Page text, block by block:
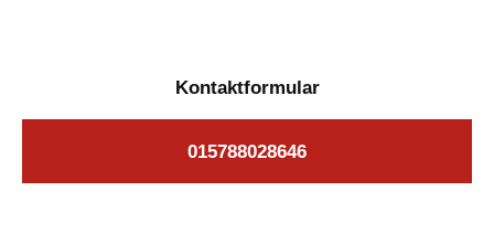
Kontaktformular
015788028646